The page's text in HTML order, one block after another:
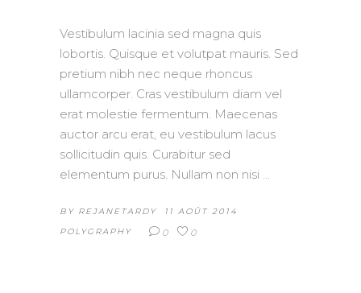
Vestibulum lacinia sed magna quis
lobortis. Quisque et volutpat mauris. Sed
pretium nibh nec neque rhoncus
ullamcorper. Cras vestibulum diam vel
erat molestie fermentum. Maecenas
auctor arcu erat, eu vestibulum lacus
sollicitudin quis. Curabitur sed
elementum purus. Nullam non nisi
BY REJANETARDY
11 AOÛT 2014
POLYGRAPHY
0 0